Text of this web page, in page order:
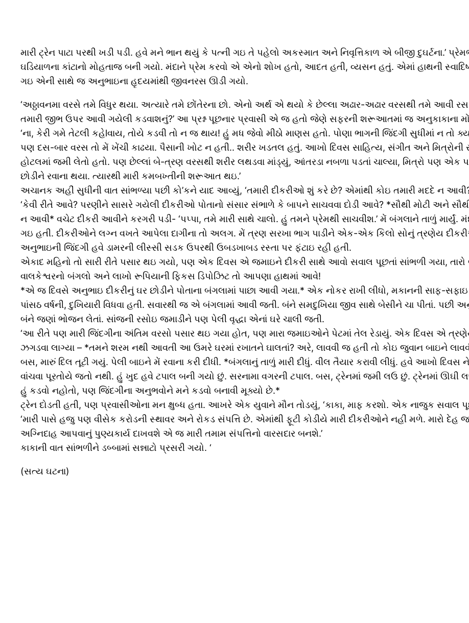
મારી ટ્રેન પાટા પરથી ખડી પડી. હવે મને ભાન થયું કે પત્ની ગઇ તે પહેલો અકસ્માત અને નિવૃત્તિકાળ એ બીજી દુઘર્ટના.’
ઘડિયાળના કાંટાનો મોહતાજ બની ગયો. મંદાને પ્રેમ કરવો એ એનો શોખ હતો, આદત હતી, વ્યસન હતું. એમાં હાથની
ગઇ એની સાથે જ અનુભાઇના હૃદયમાંથી જીવનરસ ઊડી ગયો.
‘અઠ્ઠાવનમા વરસે તમે વિધુર થયા. અત્યારે તમે છોંતેરના છો. એનો અર્થ એ થયો કે છેલ્લા અઢાર-અઢાર વરસથી તમે આવી
તમારી જીભ ઉપર આવી ગયેલી કડવાશનું?’ આ પ્રશ્ન પૂછનાર પ્રવાસી એ જ હતો જેણે સફરની શરૂઆતમાં જ અનુકાકાના
‘ના, કેરી ગમે તેટલી કહેlવાય, તોયે કડવી તો ન જ થાય! હું મધ જેવો મીઠો માણસ હતો. પોણા ભાગની જિંદગી સુધીમાં ન તો
પણ દસ-બાર વરસ તો મેં ખેંચી કાઢયા. પૈસાની ખોટ ન હતી.. શરીર ખડતલ હતું. આખો દિવસ સાહિત્ય, સંગીત અને
હોટલમાં જમી લેતો હતો. પણ છેલ્લાં બે-ત્રણ વરસથી શરીર લથડવા માંડ્યું, આંતરડા નબળા પડતાં ચાલ્યા, મિત્રો પણ એક
છોડીને રવાના થયા. ત્યારથી મારી કમબખ્તીની શરૂઆત થઇ.’
અચાનક અહીં સુધીની વાત સાંભળ્યા પછી કો’કને યાદ આવ્યું, ‘તમારી દીકરીઓ શું કરે છે? એમાંથી કોઇ તમારી મદદે ન
‘કેવી રીતે આવે? પરણીને સાસરે ગયેલી દીકરીઓ પોતાનો સંસાર સંભાળે કે બાપને સાચવવા દોડી આવે? *સૌથી મોટી અને
ન આવી* વચેટ દીકરી આવીને કરગરી પડી- ‘પપ્પા, તમે મારી સાથે ચાલો. હું તમને પ્રેમથી સાચવીશ.’ મેં બંગલાને તાળું માર્યું.
ગઇ હતી. દીકરીઓને લગ્ન વખતે આપેલા દાગીના તો અલગ. મેં ત્રણ સરખા ભાગ પાડીને એક-એક કિલો સોનું ત્રણેય
અનુભાઇની જિંદગી હવે ડામરની લીસ્સી સડક ઉપરથી ઉબડખાબડ રસ્તા પર ફંટાઇ રહી હતી.
એકાદ મહિનો તો સારી રીતે પસાર થઇ ગયો, પણ એક દિવસ એ જમાઇને દીકરી સાથે આવો સવાલ પૂછતાં સાંભળી ગયા,
વાલકેશ્વરનો બંગલો અને લાખો રૂપિયાની ફિકસ ડિપોઝિટ તો આપણા હાથમાં આવે!
*એ જ દિવસે અનુભાઇ દીકરીનું ઘર છોડીને પોતાના બંગલામાં પાછા આવી ગયા.* એક નોકર રાખી લીધો, મકાનની સાફ-સફાઇ
પાંસઠ વર્ષની, દુખિયારી વિધવા હતી. સવારથી જ એ બંગલામાં આવી જતી. બંને સમદુખિયા જીવ સાથે બેસીને ચા પીતાં. પછી
બંને જણાં ભોજન લેતાં. સાંજની રસોઇ જમાડીને પણ પેલી વૃદ્ધા એનાં ઘરે ચાલી જતી.
‘આ રીતે પણ મારી જિંદગીના અંતિમ વરસો પસાર થઇ ગયા હોત, પણ મારા જમાઇઓને પેટમાં તેલ રેડાયું. એક દિવસ એ
ઝગડવા લાગ્યા – *તમને શરમ નથી આવતી આ ઉમરે ઘરમાં રખાતને ઘાલતાં? અરે, લાવવી જ હતી તો કોઇ જુવાન બાઇને
બસ, મારું દિલ તૂટી ગયું. પેલી બાઇને મેં રવાના કરી દીધી. *બંગલાનું તાળું મારી દીધું. વીલ તૈયાર કરાવી લીધું. હવે આખો દિવસ
વાંચવા પૂરતોયે જતો નથી. હું ખુદ હવે ટપાલ બની ગયો છું. સરનામા વગરની ટપાલ. બસ, ટ્રેનમાં જમી લઉ છું. ટ્રેનમાં
હું કડવો નહોતો, પણ જિંદગીના અનુભવોને મને કડવો બનાવી મૂક્યો છે.*
ટ્રેન દોડતી હતી, પણ પ્રવાસીઓના મન ક્ષુબ્ધ હતા. આખરે એક યુવાને મૌન તોડયું, ‘કાકા, માફ કરશો. એક નાજુક સવાલ
‘મારી પાસે હજુ પણ વીસેક કરોડની સ્થાવર અને રોકડ સંપત્તિ છે. એમાંથી ફૂટી કોડીયે મારી દીકરીઓને નહીં મળે. મારો
અગ્નિદાહ આપવાનું પુણ્યકાર્ય દાખવશે એ જ મારી તમામ સંપત્તિનો વારસદાર બનશે.’
કાકાની વાત સાંભળીને ડબ્બામાં સન્નાટો પ્રસરી ગયો. ‘
(સત્ય ઘટના)